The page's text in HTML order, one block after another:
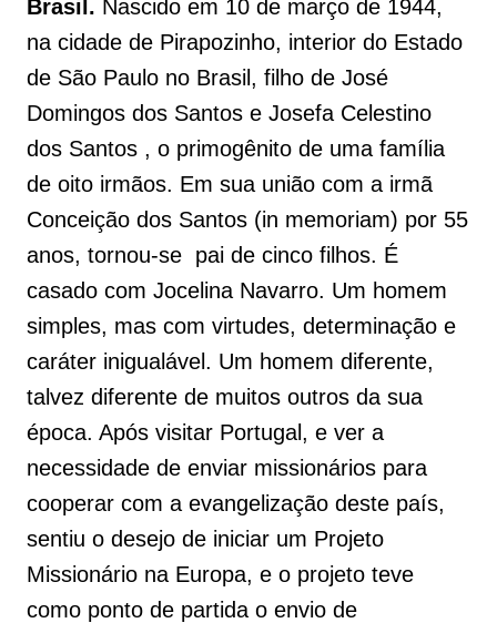
Brasil. Nascido em 10 de março de 1944,
na cidade de Pirapozinho, interior do Estado
de São Paulo no Brasil, filho de José
Domingos dos Santos e Josefa Celestino
dos Santos , o primogênito de uma família
de oito irmãos. Em sua união com a irmã
Conceição dos Santos (in memoriam) por 55
anos, tornou-se pai de cinco filhos. É
casado com Jocelina Navarro. Um homem
simples, mas com virtudes, determinação e
caráter inigualável. Um homem diferente,
talvez diferente de muitos outros da sua
época. Após visitar Portugal, e ver a
necessidade de enviar missionários para
cooperar com a evangelização deste país,
sentiu o desejo de iniciar um Projeto
Missionário na Europa, e o projeto teve
como ponto de partida o envio de